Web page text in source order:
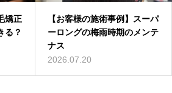
矯正
る？
【お客様の施術事例】スーパ
ーロングの梅雨時期のメンテ
ナス
2026.07.20